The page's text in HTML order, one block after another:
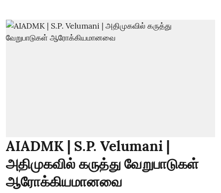
AIADMK | S.P. Velumani |
அதிமுகவில் கருத்து வேறுபாடுகள்
ஆரோக்கியமானவை